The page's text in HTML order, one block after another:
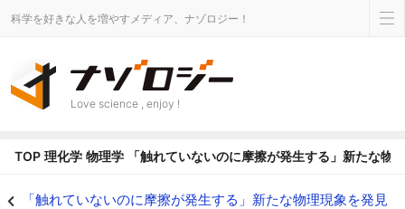
科学を好きな人を増やすメディア、ナゾロジー！
Love science , enjoy !
TOP 理化学 物理学 「触れていないのに摩擦が発生する」新たな
「触れていないのに摩擦が発生する」新たな物理現象を発見